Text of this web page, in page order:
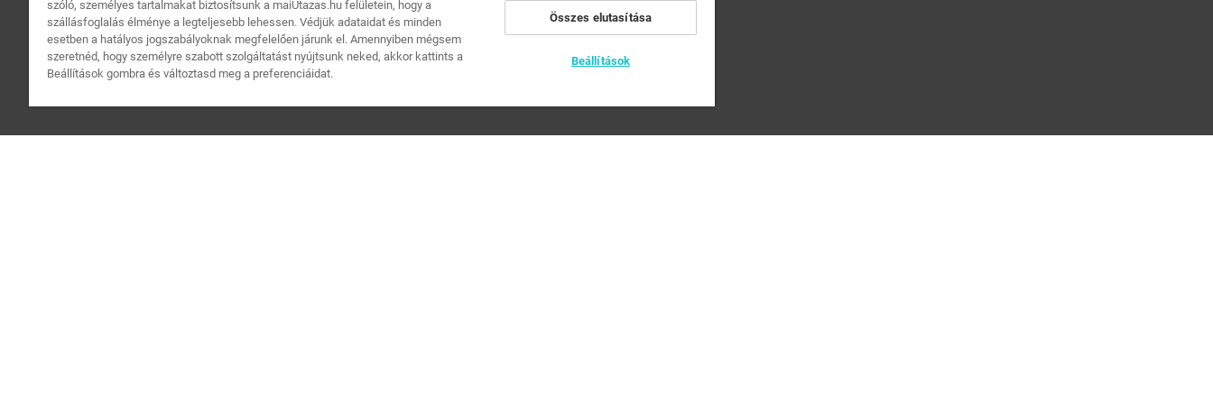
szóló, személyes tartalmakat biztosítsunk a maiUtazas.hu felületein, hogy a
szállásfoglalás élménye a legteljesebb lehessen. Védjük adataidat és minden
esetben a hatályos jogszabályoknak megfelelően járunk el. Amennyiben mégsem
szeretnéd, hogy személyre szabott szolgáltatást nyújtsunk neked, akkor kattints a
Beállítások gombra és változtasd meg a preferenciáidat.
Összes elutasítása
Beállítások